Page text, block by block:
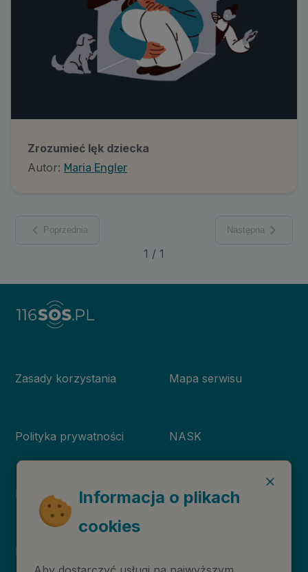
Zrozumieć lęk dziecka
Autor: Maria Engler
Poprzednia Następna
1 / 1
Zasady korzystania
Polityka prywatności
Deklaracja dostępności
Prawa autorskie
Mapa serwisu
NASK
Niebieska Linia
Informacja o plikach
cookies